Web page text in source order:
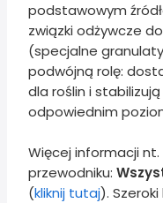
podstawowym
związki odżywcze
(specjalne
podwójną rolę:
dla roślin i
odpowiednim
Więcej informacji
przewodniku:
(kliknij tutaj).